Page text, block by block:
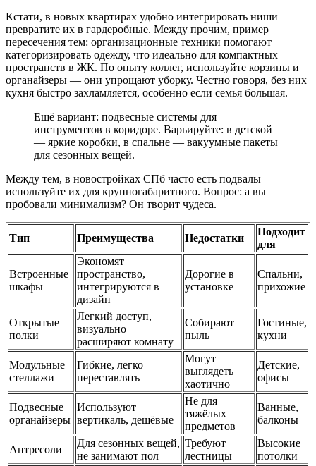
Кстати, в новых квартирах удобно интегрировать ниши —
превратите их в гардеробные. Между прочим, пример
пересечения тем: организационные техники помогают
категоризировать одежду, что идеально для компактных
пространств в ЖК. По опыту коллег, используйте корзины и
органайзеры — они упрощают уборку. Честно говоря, без них
кухня быстро захламляется, особенно если семья большая.
Ещё вариант: подвесные системы для
инструментов в коридоре. Варьируйте: в детской
— яркие коробки, в спальне — вакуумные пакеты
для сезонных вещей.
Между тем, в новостройках СПб часто есть подвалы —
используйте их для крупногабаритного. Вопрос: а вы
пробовали минимализм? Он творит чудеса.
Тип Преимущества Недостатки
Подходит
для
Встроенные
шкафы
Экономят
пространство,
интегрируются в
дизайн
Дорогие в
установке
Спальни,
прихожие
Открытые
полки
Легкий доступ,
визуально
расширяют комнату
Собирают
пыль
Гостиные,
кухни
Модульные
стеллажи
Гибкие, легко
переставлять
Могут
выглядеть
хаотично
Детские,
офисы
Подвесные
органайзеры
Используют
вертикаль, дешёвые
Не для
тяжёлых
предметов
Ванные,
балконы
Антресоли
Для сезонных вещей,
не занимают пол
Требуют
лестницы
Высокие
потолки